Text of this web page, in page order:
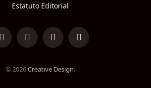
Estatuto Editorial
LinkedInFacebookInstagramTikTok
© 2026Creative Design.